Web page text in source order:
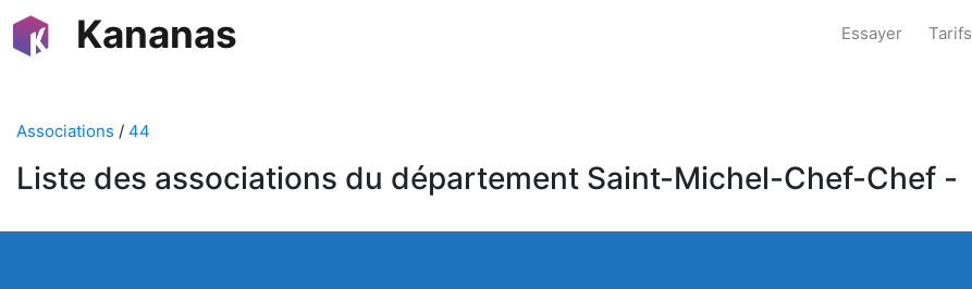
Kananas Essayer Tarifs
Associations / 44
Liste des associations du département Saint-Michel-Chef-Chef -